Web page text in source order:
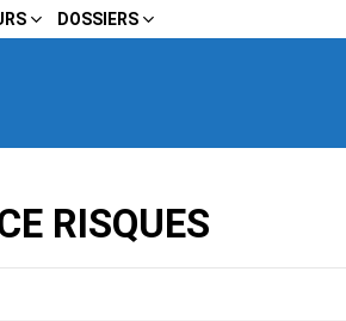
DOSSIERS
RISQUES